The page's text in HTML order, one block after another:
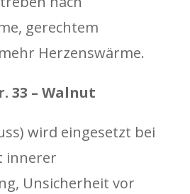
gerechtem
Herzenswärme.
33 – Walnut
wird eingesetzt bei
innerer
Unsicherheit vor